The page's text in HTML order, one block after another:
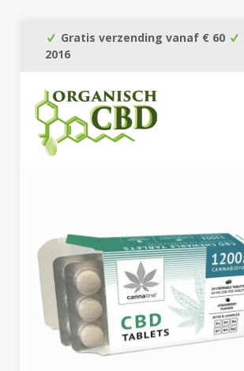
Gratis verzending vanaf € 60
2016